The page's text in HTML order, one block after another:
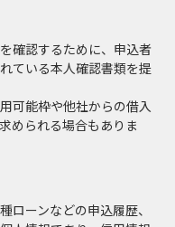
確認するために、申込者
ている本人確認書類を提
可能枠や他社からの借入
められる場合もありま
ローンなどの申込履歴、